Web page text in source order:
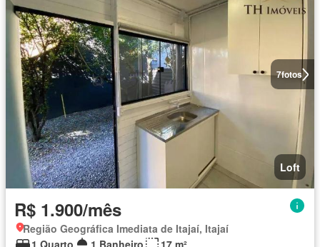
7fotos
Loft
R$ 1.900/mês
Região Geográfica Imediata de Itajaí, Itajaí
1 Quarto
1 Banheiro 17 m²